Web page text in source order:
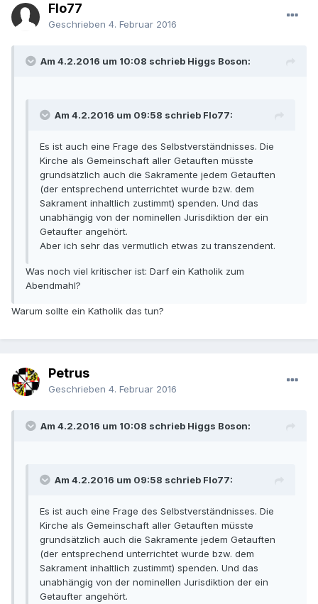
Flo77
Geschrieben 4. Februar 2016
Am 4.2.2016 um 10:08 schrieb Higgs Boson:
Am 4.2.2016 um 09:58 schrieb Flo77:
Es ist auch eine Frage des Selbstverständnisses. Die
Kirche als Gemeinschaft aller Getauften müsste
grundsätzlich auch die Sakramente jedem Getauften
(der entsprechend unterrichtet wurde bzw. dem
Sakrament inhaltlich zustimmt) spenden. Und das
unabhängig von der nominellen Jurisdiktion der ein
Getaufter angehört.
Aber ich sehr das vermutlich etwas zu transzendent.
Was noch viel kritischer ist: Darf ein Katholik zum
Abendmahl?
Warum sollte ein Katholik das tun?
Petrus
Geschrieben 4. Februar 2016
Am 4.2.2016 um 10:08 schrieb Higgs Boson:
Am 4.2.2016 um 09:58 schrieb Flo77:
Es ist auch eine Frage des Selbstverständnisses. Die
Kirche als Gemeinschaft aller Getauften müsste
grundsätzlich auch die Sakramente jedem Getauften
(der entsprechend unterrichtet wurde bzw. dem
Sakrament inhaltlich zustimmt) spenden. Und das
unabhängig von der nominellen Jurisdiktion der ein
Getaufter angehört.